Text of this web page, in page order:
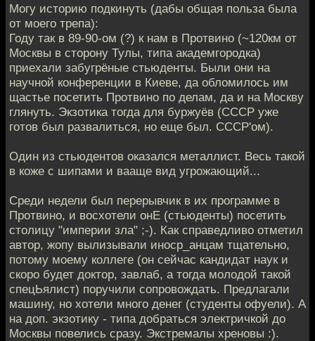
Могу историю подкинуть (дабы общая польза была
от моего трепа):
Году так в 89-90-ом (?) к нам в Протвино (~120км от
Москвы в сторону Тулы, типа академгородка)
приехали забугрёные стьюденты. Были они на
научной конференции в Киеве, да обломилось им
щастье посетить Протвино по делам, да и на Москву
глянуть. Экзотика тогда для буржуёв (СССР уже
готов был развалиться, но еще был. СССР'ом).
Один из стьюдентов оказался металлист. Весь такой
в коже с шипами и вааще вид угрожающий...
Среди недели был перерывчик в их программе в
Протвино, и восхотели онЕ (стьюденты) посетить
столицу "империи зла" ;-). Как справедливо отметил
автор, жопу вылизывали иноср_анцам тщательно,
потому моему коллеге (он сейчас кандидат наук и
скоро будет доктор, завлаб, а тогда молодой такой
спецЬялист) поручили сопровождать. Предлагали
машину, но хотели много денег (студенты офуели). А
на доп. экзотику - типа добраться электричкой до
Москвы повелись сразу. Экстремалы хреновы :).